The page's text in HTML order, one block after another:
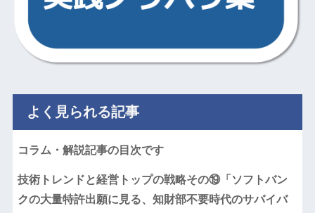
よく見られる記事
コラム・解説記事の目次です
技術トレンドと経営トップの戦略その⑲「ソフトバン
クの大量特許出願に見る、知財部不要時代のサバイバ